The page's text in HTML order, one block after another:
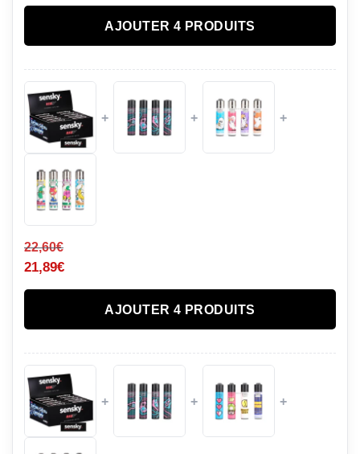
AJOUTER 4 PRODUITS
+ + +
22,60€
21,89€
AJOUTER 4 PRODUITS
+ + +